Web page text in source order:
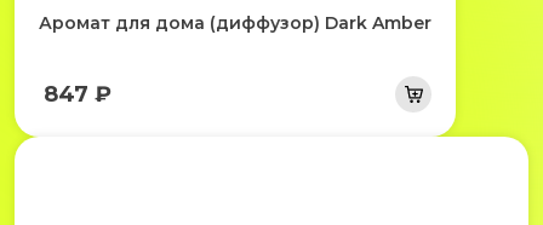
Аромат для дома (диффузор) Dark Amber
847 ₽